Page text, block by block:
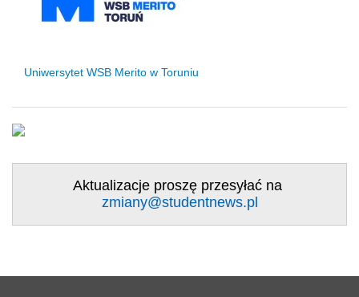
Uniwersytet WSB Merito w Toruniu
Aktualizacje proszę przesyłać na
zmiany@studentnews.pl